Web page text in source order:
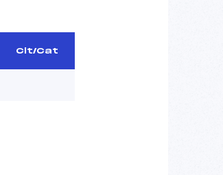
Clt/Cat